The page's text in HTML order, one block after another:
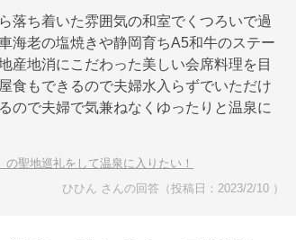
落ち着いた雰囲気の和室でくつろいで過
海老の塩焼きや静岡育ちA5和牛のステー
産地消にこだわった美しい会席料理を目
食もできるので夫婦水入らずでいただけ
ので夫婦で気兼ねなくゆったりと温泉に
の聖地巡礼をして温泉に入りたい！
ひひん さんの回答（投稿日：2023/2/10 ）